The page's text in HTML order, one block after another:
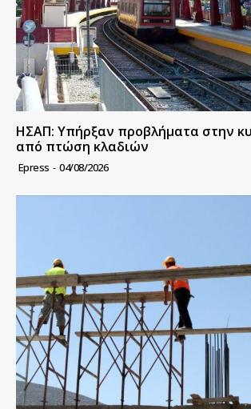
ΗΣΑΠ: Υπήρξαν προβλήματα στην
από πτώση κλαδιών
Epress - 04/08/2026